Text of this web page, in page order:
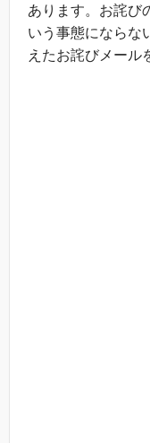
あります。お詫び
いう事態にならな
えたお詫びメール